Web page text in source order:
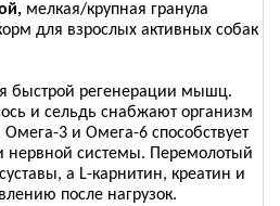
мелкая/крупная гранула
для взрослых активных собак
быстрой регенерации мышц.
и сельдь снабжают организм
3 и Омега-6 способствует
нервной системы. Перемолотый
а L-карнитин, креатин и
после нагрузок.